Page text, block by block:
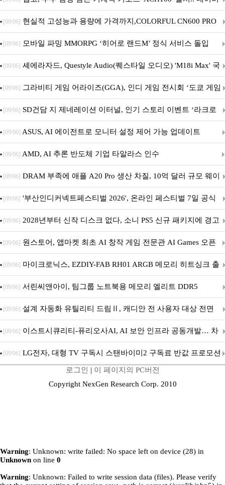
브랜드데이 기획전 진행
[09/06] 현실적 고성능과 용량에 가격까지,COLORFUL CN600 PRO
M.2 NVMe 디앤디컴 1TB
[09/06] 모바일 파밍 MMORPG ‘히어로 랜드M’ 정식 서비스 돌입
[09/06] 셰에라자드, Questyle Audio(퀘스타일 오디오) 'M18i Max' 국
내 정식 출시
[09/06] 그라비티 게임 어라이즈(GGA), 인디 게임 전시회 ‘도쿄 게임
던전 13’ 참가!
[09/06] SD건담 지 제네레이션 이터널, 인기 스토리 이벤트 ‘라크로
아의 용사’ 재개최 및 풍성한 기념 이벤트 실시!
[09/06] ASUS, AI 에이전트로 모니터 설정 제어 가능 업데이트
[09/06] AMD, AI 추론 반도체 기업 타알라스 인수
[09/06] DRAM 부족에 애플 A20 Pro 생산 차질, 10억 달러 규모 웨이
퍼 대기
[09/06] '부산인디커넥트페스티벌 2026', 온라인 페스티벌 7일 공식
개막... 22일간 진행
[09/06] 2028년부터 신작 디스크 없다, 소니 PS5 신규 패키지에 경고
문 추가
[09/06] 원스토어, 앱마켓 최초 AI 창작 게임 전문관 AI Games 오픈
[09/06] 마이크로닉스, EZDIY-FAB RH01 ARGB 메모리 히트싱크 출
시
[09/06] 서린씨앤아이, 팀그룹 노트북용 메모리 엘리트 DDR5
5600MHz 16GB 출시
[09/06] 설계 자동화 유틸리티 드림Ⅱ, 캐디안 전 사용자 대상 전면
무상 배포
[09/06] 이스트시큐리티-퓨리오사AI, AI 보안 인프라 공동개발… 차
세대 AI 보안 플랫폼 구축
[09/06] LG전자, 대형 TV 구독시 스탠바이미2 구독료 반값 프로모션
로그인 | 이 페이지의 PC버전
Copyright NexGen Research Corp. 2010
Warning: Unknown: write failed: No space left on device (28) in
Unknown on line 0
Warning: Unknown: Failed to write session data (files). Please verify